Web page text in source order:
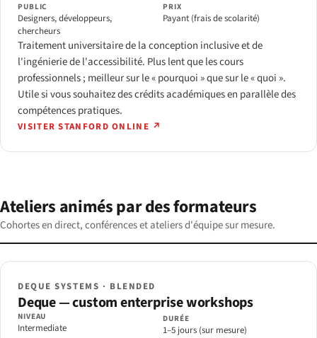
PUBLIC
Designers, développeurs,
chercheurs
PRIX
Payant (frais de scolarité)
Traitement universitaire de la conception inclusive et de
l'ingénierie de l'accessibilité. Plus lent que les cours
professionnels ; meilleur sur le « pourquoi » que sur le « quoi ».
Utile si vous souhaitez des crédits académiques en parallèle des
compétences pratiques.
VISITER STANFORD ONLINE ↗
Ateliers animés par des formateurs
Cohortes en direct, conférences et ateliers d'équipe sur mesure.
DEQUE SYSTEMS · BLENDED
Deque — custom enterprise workshops
NIVEAU
Intermediate
DURÉE
1–5 jours (sur mesure)